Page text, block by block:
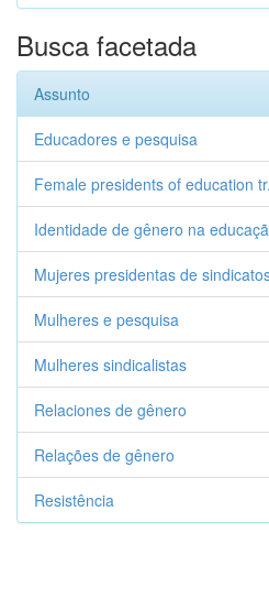
Busca facetada
Assunto
Educadores e pesquisa
Female presidents of education
Identidade de gênero na
Mujeres presidentas de
Mulheres e pesquisa
Mulheres sindicalistas
Relaciones de gênero
Relações de gênero
Resistência